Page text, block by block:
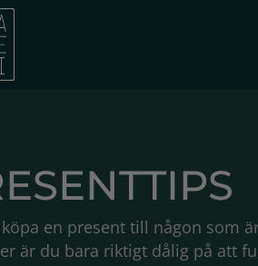
köpa en present till någon som
är du bara riktigt dålig på att